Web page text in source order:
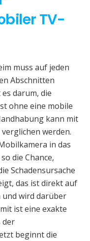
TV-
muss auf jeden
Abschnitten
darum, die
ohne eine mobile
kann mit
werden.
in das
die Chance,
Schadensursache
das ist direkt auf
wird darüber
ist eine exakte
der
beginnt die